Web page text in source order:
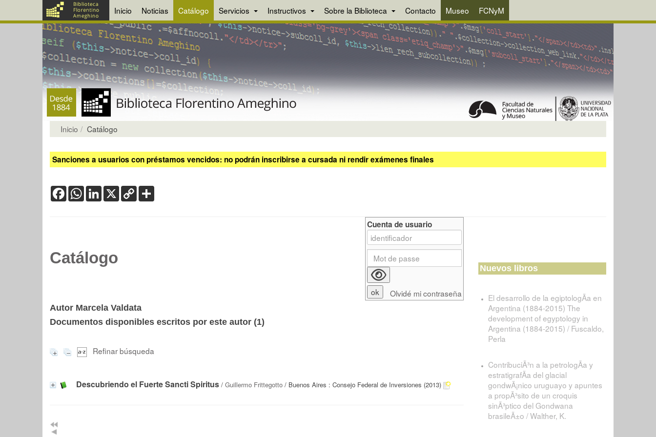
Inicio Noticias Catálogo Servicios Instructivos Sobre la Biblioteca Contacto Museo FCNyM
Inicio Catálogo
Sanciones a usuarios con préstamos vencidos: no podrán inscribirse a cursada ni rendir exámenes finales
FacebookWhatsApp
LinkedIn
X Copy
Link
Catálogo
Autor Marcela Valdata
Documentos disponibles escritos por este autor (1)
Refinar búsqueda
Descubriendo el Fuerte Sancti Spiritus / Guillermo Frittegotto / Buenos Aires : Consejo Federal de Inversiones (2013)
Cuenta de usuario
Olvidé mi contraseña
Nuevos libros
El desarrollo de la egiptologÃ­a en
Argentina (1884-2015) The
development of egyptology in
Argentina (1884-2015) / Fuscaldo,
Perla
ContribuciÃ³n a la petrologÃ­a y
estratigrafÃ­a del glacial
gondwÃ¡nico uruguayo y apuntes
a propÃ³sito de un croquis
sinÃ³ptico del Gondwana
brasileÃ±o / Walther, K.